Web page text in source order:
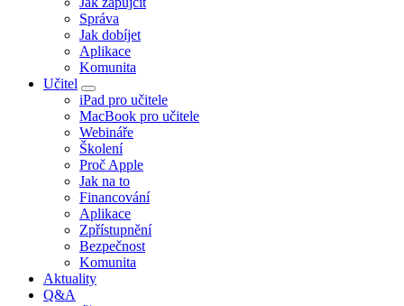
Správa
Jak dobíjet
Aplikace
Komunita
Učitel
iPad pro učitele
MacBook pro učitele
Webináře
Školení
Proč Apple
Jak na to
Financování
Aplikace
Zpřístupnění
Bezpečnost
Komunita
Aktuality
Q&A